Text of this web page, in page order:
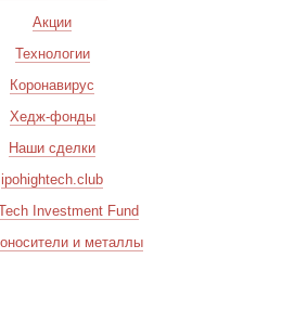
Акции
Технологии
Коронавирус
Хедж-фонды
Наши сделки
ipohightech.club
Investment Fund
и металлы